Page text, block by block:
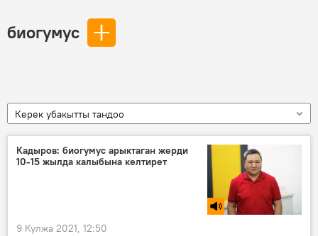
биогумус
Керек убакытты тандоо
Кадыров: биогумус арыктаган жерди
10-15 жылда калыбына келтирет
9 Кулжа 2021, 12:50